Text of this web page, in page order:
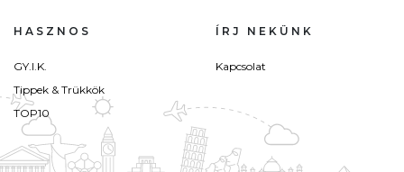
HASZNOS
GY.I.K.
Tippek & Trükkök
TOP10
ÍRJ NEKÜNK
Kapcsolat